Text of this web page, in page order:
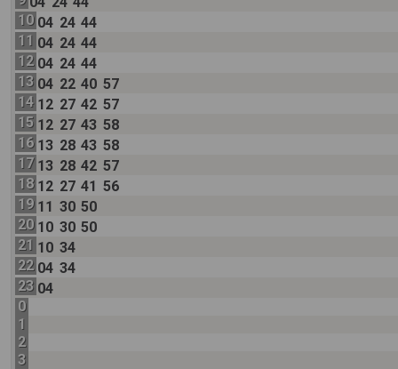
10 04 24 44
11 04 24 44
12 04 24 44
13 04 22 40 57
14 12 27 42 57
15 12 27 43 58
16 13 28 43 58
17 13 28 42 57
18 12 27 41 56
19 11 30 50
20 10 30 50
21 10 34
22 04 34
23 04
0
1
2
3